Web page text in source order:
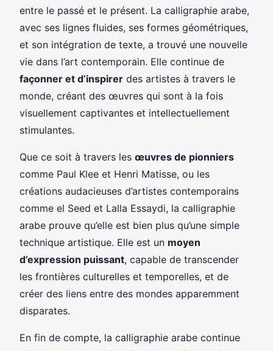
entre le passé et le présent. La calligraphie arabe,
avec ses lignes fluides, ses formes géométriques,
et son intégration de texte, a trouvé une nouvelle
vie dans l’art contemporain. Elle continue de
façonner et d’inspirer des artistes à travers le
monde, créant des œuvres qui sont à la fois
visuellement captivantes et intellectuellement
stimulantes.
Que ce soit à travers les œuvres de pionniers
comme Paul Klee et Henri Matisse, ou les
créations audacieuses d’artistes contemporains
comme el Seed et Lalla Essaydi, la calligraphie
arabe prouve qu’elle est bien plus qu’une simple
technique artistique. Elle est un moyen
d’expression puissant, capable de transcender
les frontières culturelles et temporelles, et de
créer des liens entre des mondes apparemment
disparates.
En fin de compte, la calligraphie arabe continue